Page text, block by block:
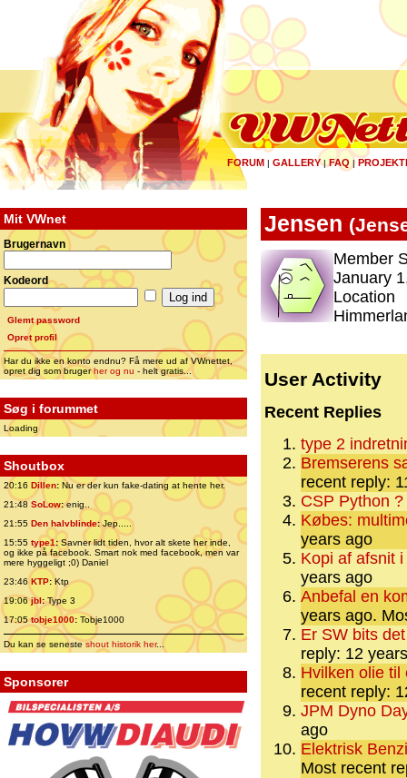
FORUM | GALLERY|FAQ |
Mit VWnet
Brugernavn
Kodeord
Glemt password
Opret profil
Har du ikke en konto endnu? Få mere ud af VWnettet,
opret dig som brugerher og nu - helt gratis...
Søg i forummet
Loading
Shoutbox
20:16 Dillen: Nu er der kun fake-dating at hente her.
21:48 SoLow:enig..
21:55 Den halvblinde:Jep.....
15:55 type1:Savner lidt tiden, hvor alt skete her inde,
og ikke på facebook. Smart nok med facebook, men var
mere hyggeligt ;0) Daniel
23:46 KTP:Ktp
19:06jbl:Type 3
17:05tobje1000: Tobje1000
Du kan se senesteshout historik her...
Sponsorer
Jensen (
Member
January
Location
User Activity
Recent Replies
type 2
Bremserens
recent reply:
CSP Python ?
Købes:
years ago
Kopi af afsnit
years ago
Anbefal en
years ago.
Er SW bits
reply: 12
Hvilken olie
recent reply:
JPM Dyno
ago
Elektrisk
Most recent